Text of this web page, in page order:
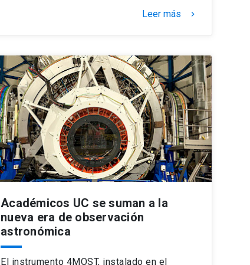
Leer más keyboard_arrow_right
Académicos UC se suman a la
nueva era de observación
astronómica
El instrumento 4MOST, instalado en el